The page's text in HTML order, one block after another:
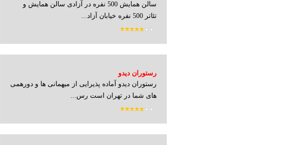
نفره در آزادی
سالن همایش 500 نفره در آزادی سالن همایش و
تئاتر 500 نفره خیابان آزاد...
رستوران دیدو
رستوران دیدو آماده پذیرایی از میهمانی ها و دورهمی
های شما در تهران است رس...